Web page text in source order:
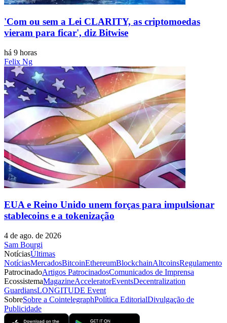
'Com ou sem a Lei CLARITY, as criptomoedas
vieram para ficar', diz Bitwise
há 9 horas
Felix Ng
EUA e Reino Unido unem forças para impulsionar
stablecoins e a tokenização
4 de ago. de 2026
Sam Bourgi
NotíciasÚltimas
NotíciasMercadosBitcoinEthereumBlockchainAltcoinsRegulamento
PatrocinadoArtigos PatrocinadosComunicados de Imprensa
EcossistemaMagazineAcceleratorEventsDecentralization
GuardiansLONGITUDE Event
SobreSobre a CointelegraphPolítica EditorialDivulgação de
Publicidade